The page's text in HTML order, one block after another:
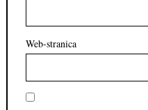
Web-stranica